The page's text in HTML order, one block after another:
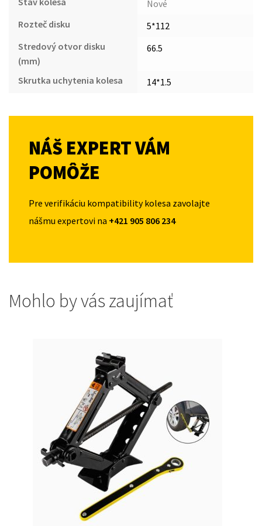
Nové
Rozteč disku
5*112
Stredový otvor disku
(mm)
66.5
Skrutka uchytenia kolesa 14*1.5
NÁŠ EXPERT VÁM
POMÔŽE
Pre verifikáciu kompatibility kolesa zavolajte
nášmu expertovi na +421 905 806 234
Mohlo by vás zaujímať